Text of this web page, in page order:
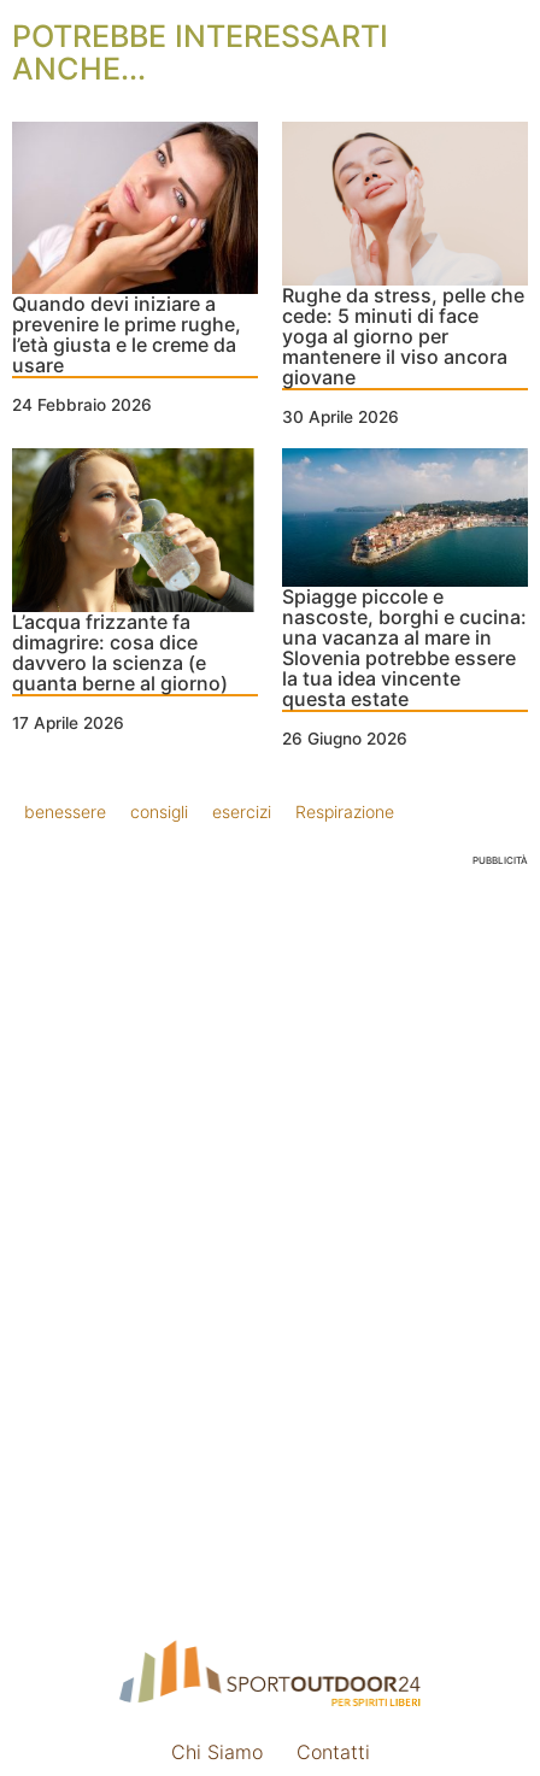
POTREBBE INTERESSARTI
ANCHE...
Quando devi iniziare a
prevenire le prime rughe,
l’età giusta e le creme da
usare
24 Febbraio 2026
Rughe da stress, pelle che
cede: 5 minuti di face
yoga al giorno per
mantenere il viso ancora
giovane
30 Aprile 2026
L’acqua frizzante fa
dimagrire: cosa dice
davvero la scienza (e
quanta berne al giorno)
17 Aprile 2026
Spiagge piccole e
nascoste, borghi e cucina:
una vacanza al mare in
Slovenia potrebbe essere
la tua idea vincente
questa estate
26 Giugno 2026
benessere consigli esercizi Respirazione
PUBBLICITÀ
Chi Siamo Contatti